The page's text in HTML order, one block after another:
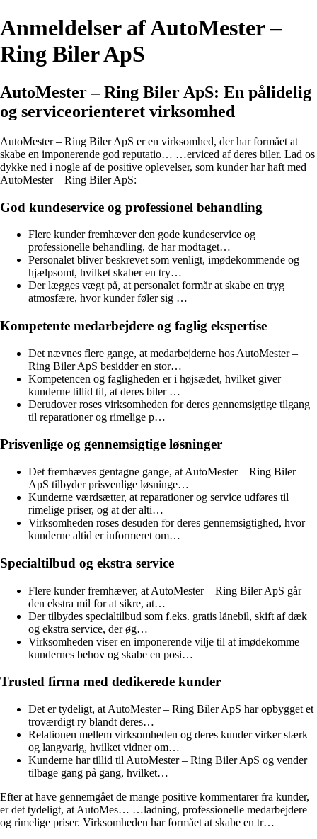
Anmeldelser af AutoMester –
Ring Biler ApS
AutoMester – Ring Biler ApS: En pålidelig
og serviceorienteret virksomhed
AutoMester – Ring Biler ApS er en virksomhed, der har formået at
skabe en imponerende god reputatio… …erviced af deres biler. Lad os
dykke ned i nogle af de positive oplevelser, som kunder har haft med
AutoMester – Ring Biler ApS:
God kundeservice og professionel behandling
Flere kunder fremhæver den gode kundeservice og
professionelle behandling, de har modtaget…
Personalet bliver beskrevet som venligt, imødekommende og
hjælpsomt, hvilket skaber en try…
Der lægges vægt på, at personalet formår at skabe en tryg
atmosfære, hvor kunder føler sig …
Kompetente medarbejdere og faglig ekspertise
Det nævnes flere gange, at medarbejderne hos AutoMester –
Ring Biler ApS besidder en stor…
Kompetencen og fagligheden er i højsædet, hvilket giver
kunderne tillid til, at deres biler …
Derudover roses virksomheden for deres gennemsigtige tilgang
til reparationer og rimelige p…
Prisvenlige og gennemsigtige løsninger
Det fremhæves gentagne gange, at AutoMester – Ring Biler
ApS tilbyder prisvenlige løsninge…
Kunderne værdsætter, at reparationer og service udføres til
rimelige priser, og at der alti…
Virksomheden roses desuden for deres gennemsigtighed, hvor
kunderne altid er informeret om…
Specialtilbud og ekstra service
Flere kunder fremhæver, at AutoMester – Ring Biler ApS går
den ekstra mil for at sikre, at…
Der tilbydes specialtilbud som f.eks. gratis lånebil, skift af dæk
og ekstra service, der øg…
Virksomheden viser en imponerende vilje til at imødekomme
kundernes behov og skabe en posi…
Trusted firma med dedikerede kunder
Det er tydeligt, at AutoMester – Ring Biler ApS har opbygget et
troværdigt ry blandt deres…
Relationen mellem virksomheden og deres kunder virker stærk
og langvarig, hvilket vidner om…
Kunderne har tillid til AutoMester – Ring Biler ApS og vender
tilbage gang på gang, hvilket…
Efter at have gennemgået de mange positive kommentarer fra kunder,
er det tydeligt, at AutoMes… …ladning, professionelle medarbejdere
og rimelige priser. Virksomheden har formået at skabe en tr…